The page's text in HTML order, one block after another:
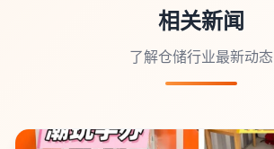
相关新闻
了解仓储行业最新动态